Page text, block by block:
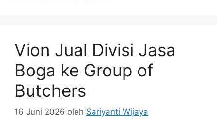
Vion Jual Divisi Jasa
Boga ke Group of
Butchers
16 Juni 2026 oleh Sariyanti Wijaya